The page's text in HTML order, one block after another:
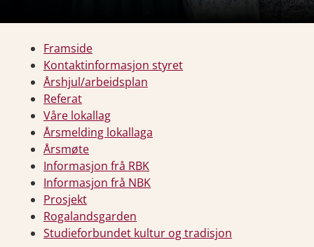
Framside
Kontaktinformasjon styret
Årshjul/arbeidsplan
Referat
Våre lokallag
Årsmelding lokallaga
Årsmøte
Informasjon frå RBK
Informasjon frå NBK
Prosjekt
Rogalandsgarden
Studieforbundet kultur og tradisjon